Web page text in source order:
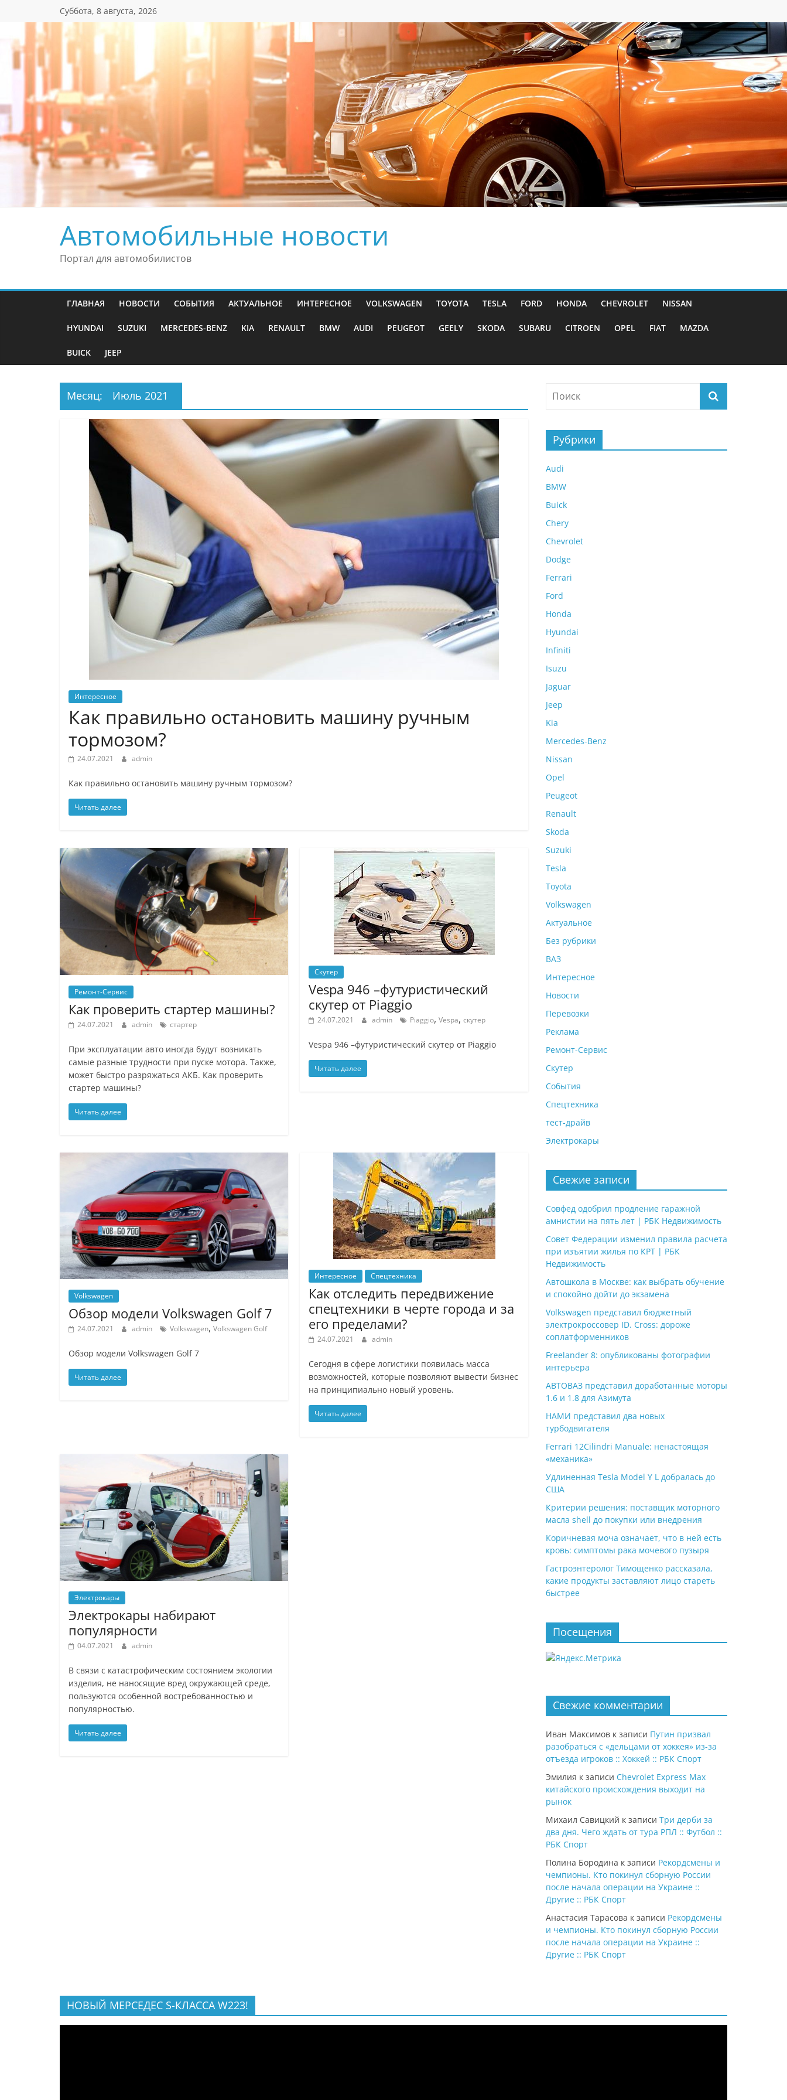
содержимому
Суббота, 8 августа, 2026
Автомобильные новости
Портал для автомобилистов
ГЛАВНАЯ НОВОСТИ СОБЫТИЯ АКТУАЛЬНОЕ ИНТЕРЕСНОЕ VOLKSWAGEN TOYOTA TESLA FORD HONDA CHEVROLET NISSAN
HYUNDAI SUZUKI MERCEDES-BENZ KIA RENAULT BMW AUDI PEUGEOT GEELY SKODA SUBARU CITROEN OPEL FIAT MAZDA
BUICK JEEP
Месяц: Июль 2021
Интересное
Как правильно остановить машину ручным
тормозом?
24.07.2021 admin
Как правильно остановить машину ручным тормозом?
Читать далее
Ремонт-Сервис
Как проверить стартер машины?
24.07.2021 admin стартер
При эксплуатации авто иногда будут возникать
самые разные трудности при пуске мотора. Также,
может быстро разряжаться АКБ. Как проверить
стартер машины?
Читать далее
Скутер
Vespa 946 –футуристический
скутер от Piaggio
24.07.2021 admin Piaggio,Vespa,скутер
Vespa 946 –футуристический скутер от Piaggio
Читать далее
Volkswagen
Обзор модели Volkswagen Golf 7
24.07.2021 admin Volkswagen, Volkswagen Golf
Обзор модели Volkswagen Golf 7
Читать далее
Интересное Спецтехника
Как отследить передвижение
спецтехники в черте города и за
его пределами?
24.07.2021 admin
Сегодня в сфере логистики появилась масса
возможностей, которые позволяют вывести бизнес
на принципиально новый уровень.
Читать далее
Электрокары
Электрокары набирают
популярности
04.07.2021 admin
В связи с катастрофическим состоянием экологии
изделия, не наносящие вред окружающей среде,
пользуются особенной востребованностью и
популярностью.
Читать далее
Рубрики
Audi
BMW
Buick
Chery
Chevrolet
Dodge
Ferrari
Ford
Honda
Hyundai
Infiniti
Isuzu
Jaguar
Jeep
Kia
Mercedes-Benz
Nissan
Opel
Peugeot
Renault
Skoda
Suzuki
Tesla
Toyota
Volkswagen
Актуальное
Без рубрики
ВАЗ
Интересное
Новости
Перевозки
Реклама
Ремонт-Сервис
Скутер
События
Спецтехника
тест-драйв
Электрокары
Свежие записи
Совфед одобрил продление гаражной
амнистии на пять лет | РБК Недвижимость
Совет Федерации изменил правила расчета
при изъятии жилья по КРТ | РБК
Недвижимость
Автошкола в Москве: как выбрать обучение
и спокойно дойти до экзамена
Volkswagen представил бюджетный
электрокроссовер ID. Cross: дороже
соплатформенников
Freelander 8: опубликованы фотографии
интерьера
АВТОВАЗ представил доработанные моторы
1.6 и 1.8 для Азимута
НАМИ представил два новых
турбодвигателя
Ferrari 12Cilindri Manuale: ненастоящая
«механика»
Удлиненная Tesla Model Y L добралась до
США
Критерии решения: поставщик моторного
масла shell до покупки или внедрения
Коричневая моча означает, что в ней есть
кровь: симптомы рака мочевого пузыря
Гастроэнтеролог Тимощенко рассказала,
какие продукты заставляют лицо стареть
быстрее
Посещения
Свежие комментарии
Иван Максимов к записи Путин призвал
разобраться с «дельцами от хоккея» из-за
отъезда игроков :: Хоккей :: РБК Спорт
Эмилия к записи Chevrolet Express Max
китайского происхождения выходит на
рынок
Михаил Савицкий к записи Три дерби за
два дня. Чего ждать от тура РПЛ :: Футбол ::
РБК Спорт
Полина Бородина к записи Рекордсмены и
чемпионы. Кто покинул сборную России
после начала операции на Украине ::
Другие :: РБК Спорт
Анастасия Тарасова к записи Рекордсмены
и чемпионы. Кто покинул сборную России
после начала операции на Украине ::
Другие :: РБК Спорт
НОВЫЙ МЕРСЕДЕС S-КЛАССА W223!